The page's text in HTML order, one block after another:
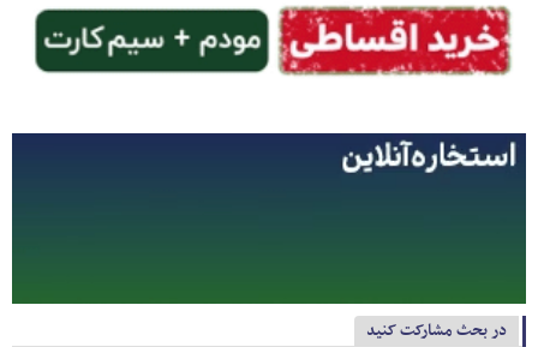
در بحث مشارکت کنید